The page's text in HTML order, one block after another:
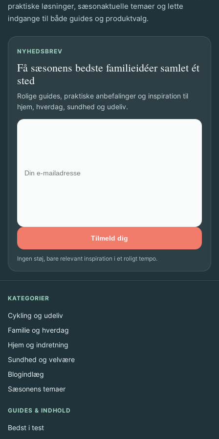
yoga
praktiske løsninger, sæsonaktuelle temaer og lette
indgange til både guides og produktvalg.
NYHEDSBREV
Få sæsonens bedste familieidéer samlet ét
sted
Rolige guides, praktiske anbefalinger og inspiration til
hjem, hverdag, sundhed og udeliv.
Tilmeld dig
Ingen støj, bare relevant inspiration i et roligt tempo.
KATEGORIER
Cykling og udeliv
Familie og hverdag
Hjem og indretning
Sundhed og velvære
Blogindlæg
Sæsonens temaer
GUIDES & INDHOLD
Bedst i test